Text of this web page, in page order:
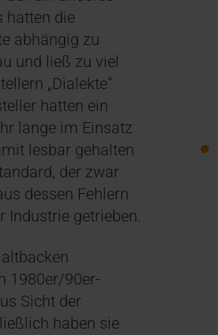
hatten die
abhängig zu
und ließ zu viel
„Dialekte“
hatten ein
lange im Einsatz
lesbar gehalten
der zwar
dessen Fehlern
Industrie getrieben.
1980er/90er-
Sicht der
haben sie